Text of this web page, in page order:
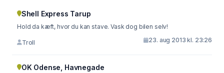
Shell Express Tarup
Hold da kæft, hvor du kan stave. Vask dog bilen selv!
Troll 23. aug 2013 kl. 23:26
OK Odense, Havnegade